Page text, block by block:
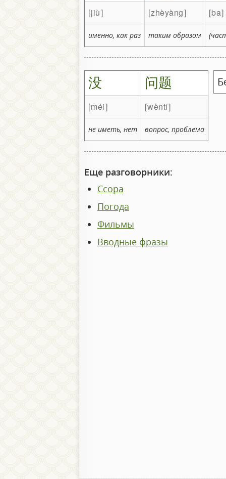
jiù zhèyàng ba
именно, как раз таким образом
没 问题
méi wèntí
не иметь, нет вопрос, проблема
Еще разговорники:
Ссора
Погода
Фильмы
Вводные фразы